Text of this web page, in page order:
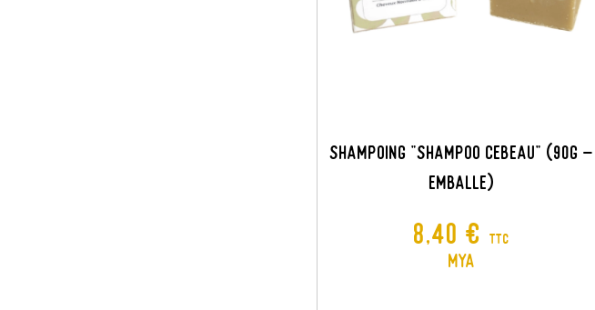
SHAMPOING "SHAMPOO CEBEAU" (90G -
EMBALLE)
Prix
8,40 €TTC
MYA